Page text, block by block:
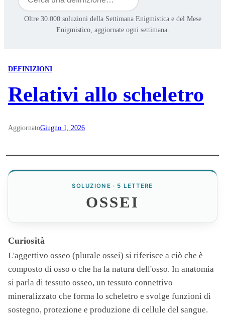
Oltre 30.000 soluzioni della Settimana Enigmistica e del Mese
Enigmistico, aggiornate ogni settimana.
DEFINIZIONI
Relativi allo scheletro
AggiornatoGiugno 1, 2026
SOLUZIONE · 5 LETTERE
OSSEI
Curiosità
L'aggettivo osseo (plurale ossei) si riferisce a ciò che è
composto di osso o che ha la natura dell'osso. In anatomia
si parla di tessuto osseo, un tessuto connettivo
mineralizzato che forma lo scheletro e svolge funzioni di
sostegno, protezione e produzione di cellule del sangue.